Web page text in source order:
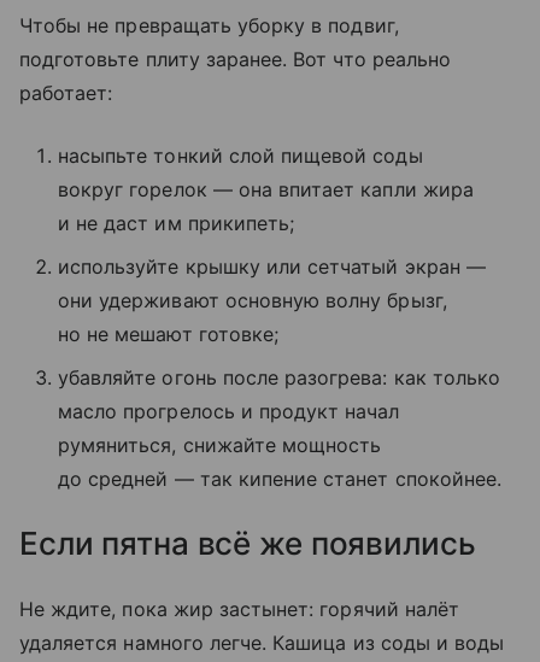
Чтобы не превращать уборку в подвиг,
подготовьте плиту заранее. Вот что реально
работает:
насыпьте тонкий слой пищевой соды
вокруг горелок — она впитает капли жира
и не даст им прикипеть;
используйте крышку или сетчатый экран —
они удерживают основную волну брызг,
но не мешают готовке;
убавляйте огонь после разогрева: как только
масло прогрелось и продукт начал
румяниться, снижайте мощность
до средней — так кипение станет спокойнее.
Если пятна всё же появились
Не ждите, пока жир застынет: горячий налёт
удаляется намного легче. Кашица из соды и воды